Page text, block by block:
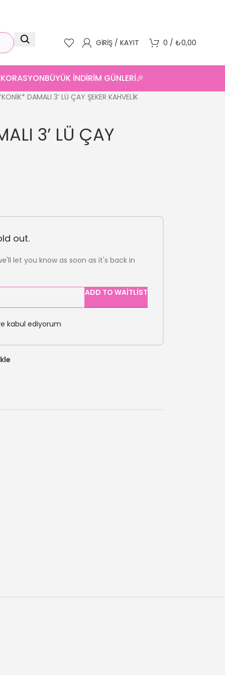
GIRIŞ / KAYIT 0 / ₺0,00
BÜYÜK İNDİRİM GÜNLERİ🎉
DAMALI 3’ LÜ ÇAY ŞEKER KAHVELİK
3’ LÜ ÇAY
out.
let you know as soon as it's back in
ADD TO WAITLIST
kabul ediyorum